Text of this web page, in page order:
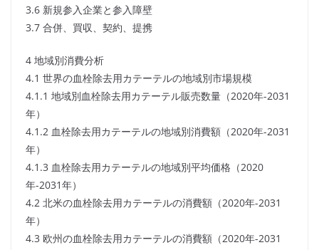
3.6 新規参入企業と参入障壁
3.7 合併、買収、契約、提携
4 地域別消費分析
4.1 世界の血栓除去用カテーテルの地域別市場規模
4.1.1 地域別血栓除去用カテーテル販売数量（2020年-2031
年）
4.1.2 血栓除去用カテーテルの地域別消費額（2020年-2031
年）
4.1.3 血栓除去用カテーテルの地域別平均価格（2020
年-2031年）
4.2 北米の血栓除去用カテーテルの消費額（2020年-2031
年）
4.3 欧州の血栓除去用カテーテルの消費額（2020年-2031